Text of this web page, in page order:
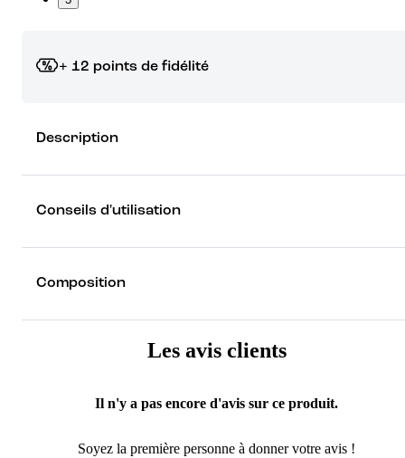
+ 12 points de fidélité
rêver !
Découvrez les récompenses
Description
Conseils d'utilisation
Composition
Les avis clients
Il n'y a pas encore d'avis sur ce produit.
Soyez la première personne à donner votre avis !